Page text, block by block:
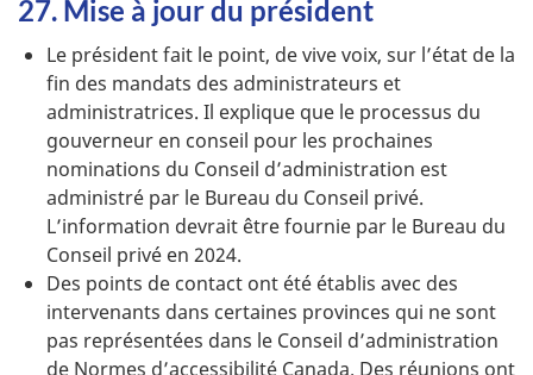
27. Mise à jour du président
Le président fait le point, de vive voix, sur l’état de la
fin des mandats des administrateurs et
administratrices. Il explique que le processus du
gouverneur en conseil pour les prochaines
nominations du Conseil d’administration est
administré par le Bureau du Conseil privé.
L’information devrait être fournie par le Bureau du
Conseil privé en 2024.
Des points de contact ont été établis avec des
intervenants dans certaines provinces qui ne sont
pas représentées dans le Conseil d’administration
de Normes d’accessibilité Canada. Des réunions ont